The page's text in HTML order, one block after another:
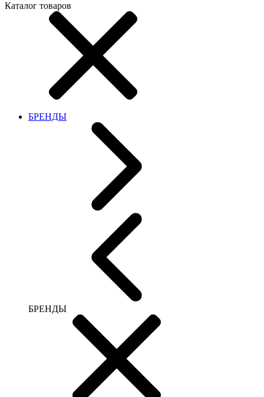
Каталог товаров
БРЕНДЫ
БРЕНДЫ